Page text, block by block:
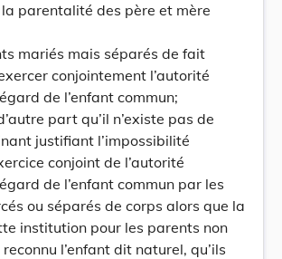
parentalité des père et mère
mariés mais séparés de fait
conjointement l’autorité
de l’enfant commun;
part qu’il n’existe pas de
justifiant l’impossibilité
conjoint de l’autorité
de l’enfant commun par les
ou séparés de corps alors que la
institution pour les parents non
l’enfant dit naturel, qu’ils